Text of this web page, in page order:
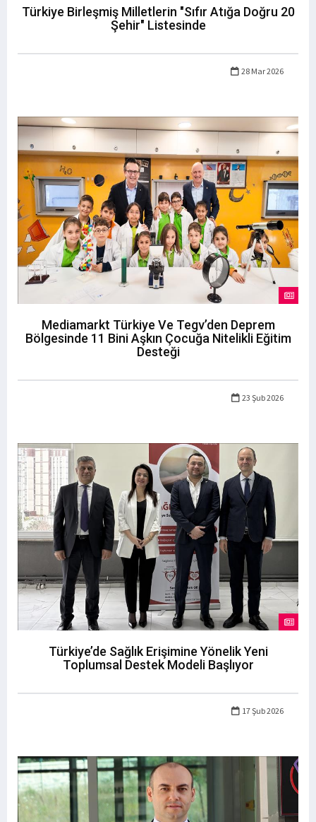
Türkiye Birleşmiş Milletlerin "Sıfır Atığa Doğru 20
Şehir" Listesinde
28 Mar 2026
Mediamarkt Türkiye Ve Tegv’den Deprem
Bölgesinde 11 Bini Aşkın Çocuğa Nitelikli Eğitim
Desteği
23 Şub 2026
Türkiye’de Sağlık Erişimine Yönelik Yeni
Toplumsal Destek Modeli Başlıyor
17 Şub 2026